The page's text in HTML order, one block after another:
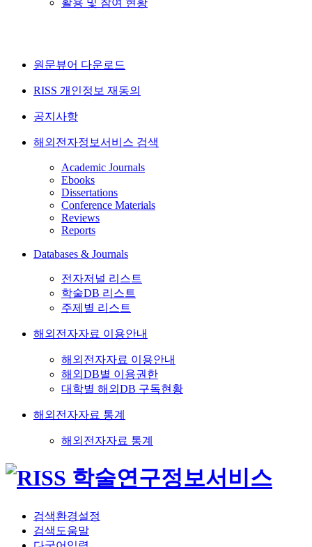
활용 및 참여 현황
원문뷰어 다운로드
RISS 개인정보 재동의
공지사항
해외전자정보서비스 검색
Academic Journals
Ebooks
Dissertations
Conference Materials
Reviews
Reports
Databases & Journals
전자저널 리스트
학술DB 리스트
주제별 리스트
해외전자자료 이용안내
해외전자자료 이용안내
해외DB별 이용권한
대학별 해외DB 구독현황
해외전자자료 통계
해외전자자료 통계
검색환경설정
검색도움말